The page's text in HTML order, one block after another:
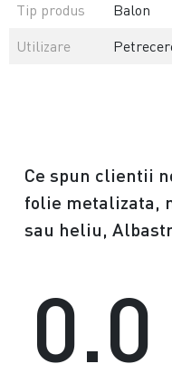
Tip produs
Balon
Utilizare
Ce spun clientii
folie metalizata,
sau heliu,
0.0